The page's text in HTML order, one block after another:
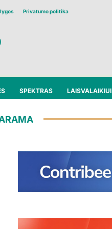
Privatumo politika
SPEKTRAS LAISVALAIKIUI